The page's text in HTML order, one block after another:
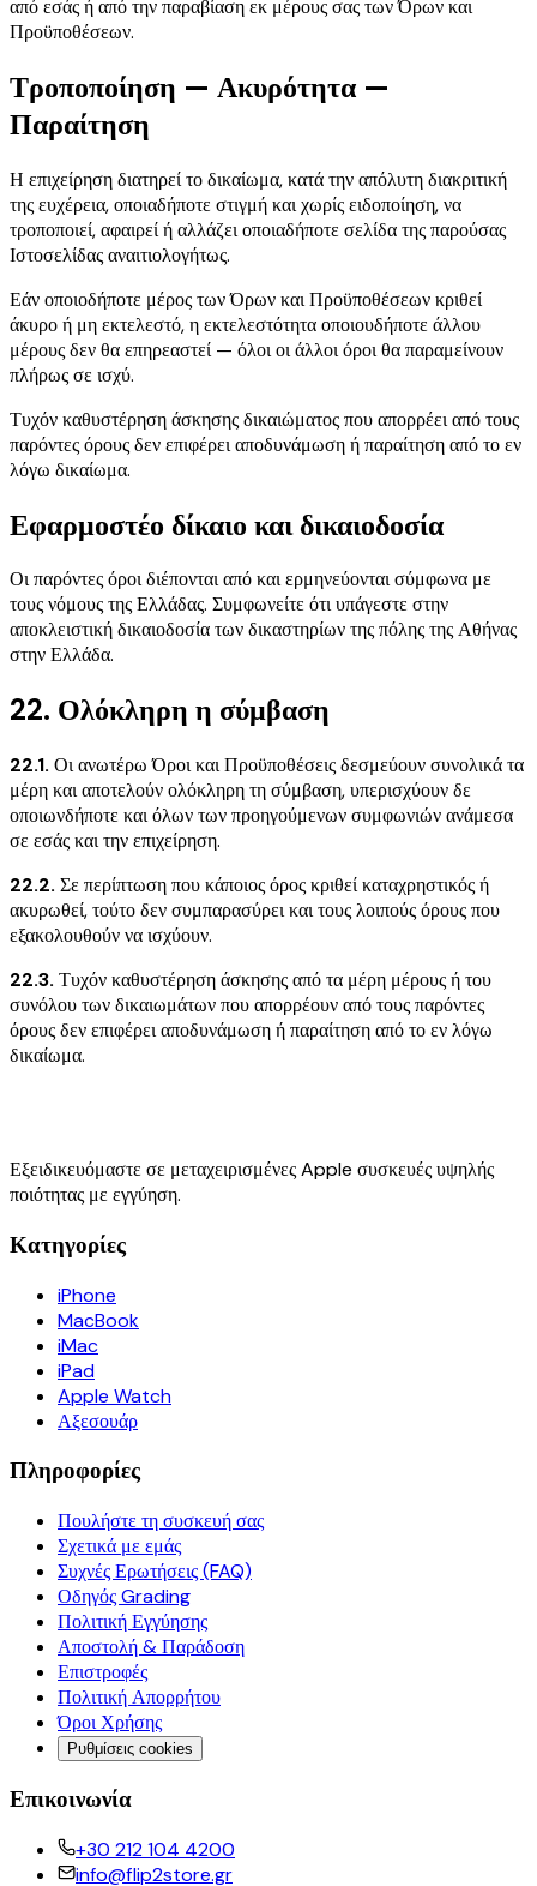
από εσάς ή από την παραβίαση εκ μέρους σας των Όρων και
Προϋποθέσεων.
Τροποποίηση — Ακυρότητα —
Παραίτηση
Η επιχείρηση διατηρεί το δικαίωμα, κατά την απόλυτη διακριτική
της ευχέρεια, οποιαδήποτε στιγμή και χωρίς ειδοποίηση, να
τροποποιεί, αφαιρεί ή αλλάζει οποιαδήποτε σελίδα της παρούσας
Ιστοσελίδας αναιτιολογήτως.
Εάν οποιοδήποτε μέρος των Όρων και Προϋποθέσεων κριθεί
άκυρο ή μη εκτελεστό, η εκτελεστότητα οποιουδήποτε άλλου
μέρους δεν θα επηρεαστεί — όλοι οι άλλοι όροι θα παραμείνουν
πλήρως σε ισχύ.
Τυχόν καθυστέρηση άσκησης δικαιώματος που απορρέει από τους
παρόντες όρους δεν επιφέρει αποδυνάμωση ή παραίτηση από το εν
λόγω δικαίωμα.
Εφαρμοστέο δίκαιο και δικαιοδοσία
Οι παρόντες όροι διέπονται από και ερμηνεύονται σύμφωνα με
τους νόμους της Ελλάδας. Συμφωνείτε ότι υπάγεστε στην
αποκλειστική δικαιοδοσία των δικαστηρίων της πόλης της Αθήνας
στην Ελλάδα.
22. Ολόκληρη η σύμβαση
22.1. Οι ανωτέρω Όροι και Προϋποθέσεις δεσμεύουν συνολικά τα
μέρη και αποτελούν ολόκληρη τη σύμβαση, υπερισχύουν δε
οποιωνδήποτε και όλων των προηγούμενων συμφωνιών ανάμεσα
σε εσάς και την επιχείρηση.
22.2. Σε περίπτωση που κάποιος όρος κριθεί καταχρηστικός ή
ακυρωθεί, τούτο δεν συμπαρασύρει και τους λοιπούς όρους που
εξακολουθούν να ισχύουν.
22.3. Τυχόν καθυστέρηση άσκησης από τα μέρη μέρους ή του
συνόλου των δικαιωμάτων που απορρέουν από τους παρόντες
όρους δεν επιφέρει αποδυνάμωση ή παραίτηση από το εν λόγω
δικαίωμα.
Εξειδικευόμαστε σε μεταχειρισμένες Apple συσκευές υψηλής
ποιότητας με εγγύηση.
Κατηγορίες
iPhone
MacBook
iMac
iPad
Apple Watch
Αξεσουάρ
Πληροφορίες
Πουλήστε τη συσκευή σας
Σχετικά με εμάς
Συχνές Ερωτήσεις (FAQ)
Οδηγός Grading
Πολιτική Εγγύησης
Αποστολή & Παράδοση
Επιστροφές
Πολιτική Απορρήτου
Όροι Χρήσης
Ρυθμίσεις cookies
Επικοινωνία
+30 212 104 4200
info@flip2store.gr